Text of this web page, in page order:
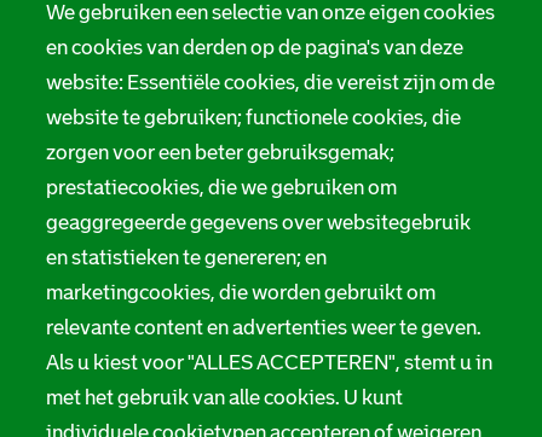
We gebruiken een selectie van onze eigen cookies
en cookies van derden op de pagina's van deze
website: Essentiële cookies, die vereist zijn om de
website te gebruiken; functionele cookies, die
zorgen voor een beter gebruiksgemak;
prestatiecookies, die we gebruiken om
geaggregeerde gegevens over websitegebruik
en statistieken te genereren; en
marketingcookies, die worden gebruikt om
relevante content en advertenties weer te geven.
Als u kiest voor "ALLES ACCEPTEREN", stemt u in
met het gebruik van alle cookies. U kunt
Privacy
Digitale toegankelijkheid
Servicenormen
Melding taalgebruik
Suggesties en opmerkingen
Stadsarchief Rotterdam
Hofdijk 651, 3032 CG Rotterdam